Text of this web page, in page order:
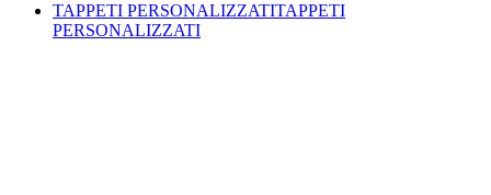
TAPPETI PERSONALIZZATITAPPETI
PERSONALIZZATI